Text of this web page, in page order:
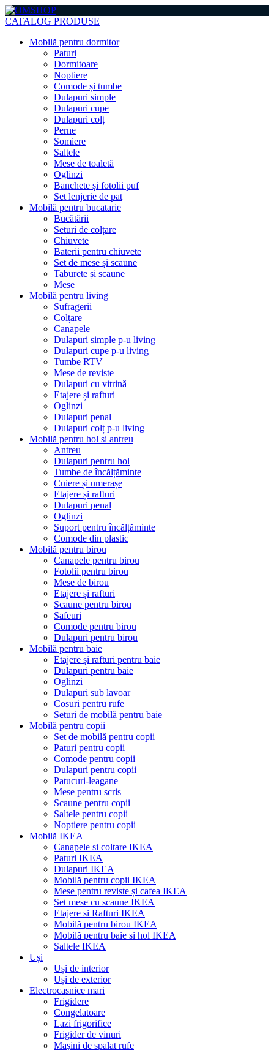
CATALOG PRODUSE
Mobilă pentru dormitor
Paturi
Dormitoare
Noptiere
Comode și tumbe
Dulapuri simple
Dulapuri cupe
Dulapuri colț
Perne
Somiere
Saltele
Mese de toaletă
Oglinzi
Banchete și fotolii puf
Set lenjerie de pat
Mobilă pentru bucatarie
Bucătării
Seturi de colțare
Chiuvete
Baterii pentru chiuvete
Set de mese și scaune
Taburete și scaune
Mese
Mobilă pentru living
Sufragerii
Colțare
Canapele
Dulapuri simple p-u living
Dulapuri cupe p-u living
Tumbe RTV
Mese de reviste
Dulapuri cu vitrină
Etajere și rafturi
Oglinzi
Dulapuri penal
Dulapuri colț p-u living
Mobilă pentru hol si antreu
Antreu
Dulapuri pentru hol
Tumbe de încălțăminte
Cuiere și umerașe
Etajere și rafturi
Dulapuri penal
Oglinzi
Suport pentru încălțăminte
Comode din plastic
Mobilă pentru birou
Canapele pentru birou
Fotolii pentru birou
Mese de birou
Etajere și rafturi
Scaune pentru birou
Safeuri
Comode pentru birou
Dulapuri pentru birou
Mobilă pentru baie
Etajere și rafturi pentru baie
Dulapuri pentru baie
Oglinzi
Dulapuri sub lavoar
Cosuri pentru rufe
Seturi de mobilă pentru baie
Mobilă pentru copii
Set de mobilă pentru copii
Paturi pentru copii
Comode pentru copii
Dulapuri pentru copii
Patucuri-leagane
Mese pentru scris
Scaune pentru copii
Saltele pentru copii
Noptiere pentru copii
Mobilă IKEA
Canapele si coltare IKEA
Paturi IKEA
Dulapuri IKEA
Mobilă pentru copii IKEA
Mese pentru reviste și cafea IKEA
Set mese cu scaune IKEA
Etajere si Rafturi IKEA
Mobilă pentru birou IKEA
Mobilă pentru baie si hol IKEA
Saltele IKEA
Uși
Uși de interior
Uși de exterior
Electrocasnice mari
Frigidere
Congelatoare
Lazi frigorifice
Frigider de vinuri
Mașini de spalat rufe